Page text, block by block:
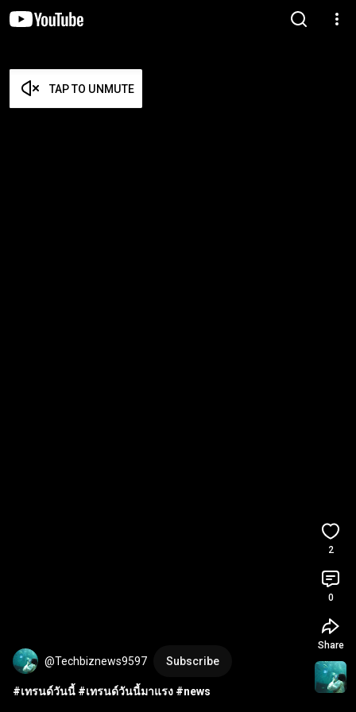
TAP TO UNMUTE
@Techbiznews9597 Subscribe
#เทรนด์วันนี้ #เทรนด์วันนี้มาแรง #news
2
0
Share